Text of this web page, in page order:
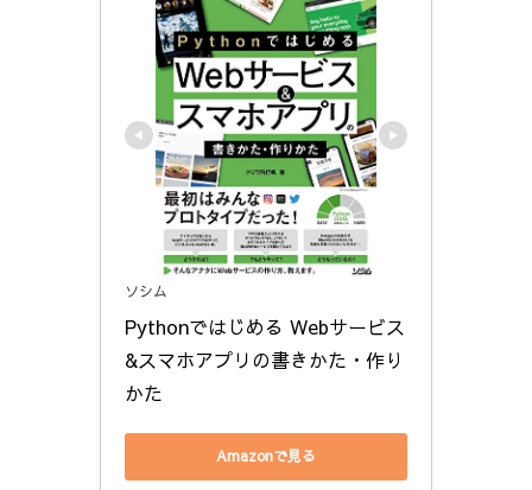
ソシム
Pythonではじめる Webサービス
&スマホアプリの書きかた・作り
かた
Amazonで見る